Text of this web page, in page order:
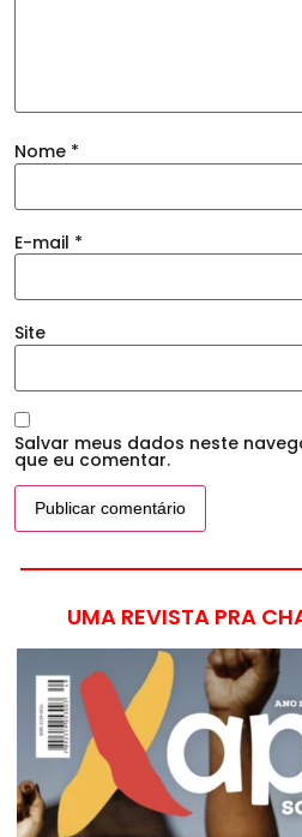
Nome *
E-mail *
Site
Salvar meus dados neste
que eu comentar.
UMA REVISTA PRA